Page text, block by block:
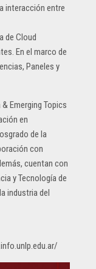
interacción entre
de Cloud
En el marco de
Paneles y
Emerging Topics
en
de la
con
cuentan con
y Tecnología de
industria del